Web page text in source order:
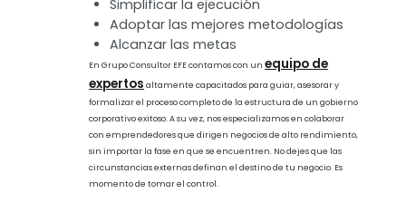
The Entrepreneurial Flywheel
La toma de decisiones de una empresa tiene que ver con la
dirección estratégica general de la misma y sus políticas
corporativas. Para ejecutar estas tareas exitosamente es
necesario contar con los sistemas y tecnología adecuados, ya
que existen escenarios para los que nadie te habrá preparado.
Desarrollamos la metodología empresarial más completa del
ecosistema emprendedor. Una simbiosis de los modelos de